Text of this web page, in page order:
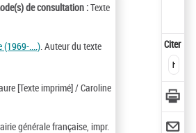
de consultation :Texte
(1969-....). Auteur du texte
[Texte imprimé] / Caroline
générale française, impr.
Citer